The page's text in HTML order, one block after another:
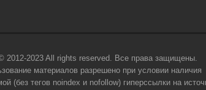
2012-2023 All rights reserved. Все права защищены.
материалов разрешено при условии наличия
(без тегов noindex и nofollow) гиперссылки на